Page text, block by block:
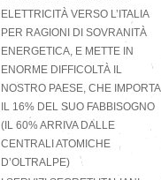
ELETTRICITÀ VERSO L’ITALIA
PER RAGIONI DI SOVRANITÀ
ENERGETICA, E METTE IN
ENORME DIFFICOLTÀ IL
NOSTRO PAESE, CHE IMPORTA
IL 16% DEL SUO FABBISOGNO
(IL 60% ARRIVA DALLE
CENTRALI ATOMICHE
D’OLTRALPE)